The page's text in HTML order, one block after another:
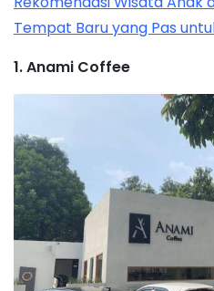
Tempat Baru yang Pas
1. Anami Coffee